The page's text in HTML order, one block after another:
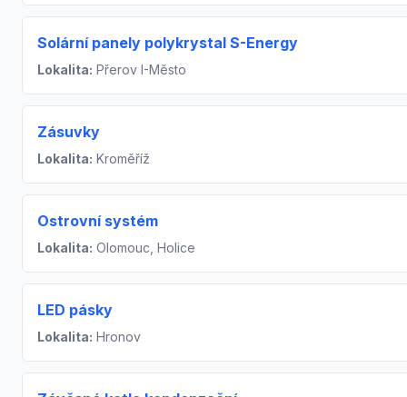
Solární panely polykrystal S-Energy
Lokalita: Přerov I-Město
Zásuvky
Lokalita: Kroměříž
Ostrovní systém
Lokalita: Olomouc, Holice
LED pásky
Lokalita: Hronov